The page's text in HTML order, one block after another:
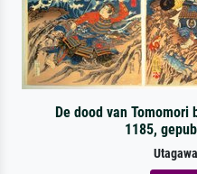
De dood van Tomomori
1185,